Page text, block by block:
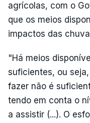
agrícolas, com o
que os meios
impactos das
"Há meios
suficientes, ou
fazer não é
tendo em conta o
a assistir (...). O